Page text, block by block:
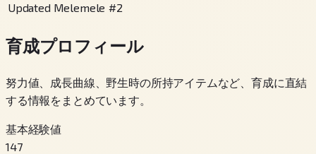
Updated Melemele #2
育成プロフィール
努力値、成長曲線、野生時の所持アイテムなど、育成に直結
する情報をまとめています。
基本経験値
147